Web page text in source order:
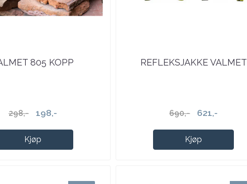
805 KOPP
298,- 198,-
Kjøp
REFLEKSJAKKE VALMET
690,- 621,-
Kjøp